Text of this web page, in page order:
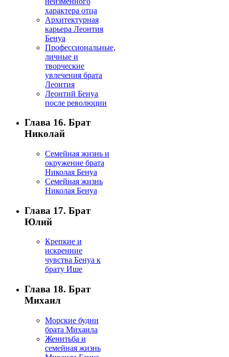
характера отца
Архитектурная
карьера Леонтия
Бенуа
Профессиональные,
личные и
творческие
увлечения брата
Леонтия
Леонтий Бенуа
после революции
Глава 16. Брат
Николай
Семейная жизнь и
окружение брата
Николая Бенуа
Семейная жизнь
Николая Бенуа
Глава 17. Брат
Юлий
Крепкие и
искренние
чувства Бенуа к
брату Ише
Глава 18. Брат
Михаил
Морские будни
брата Михаила
Женитьба и
семейная жизнь